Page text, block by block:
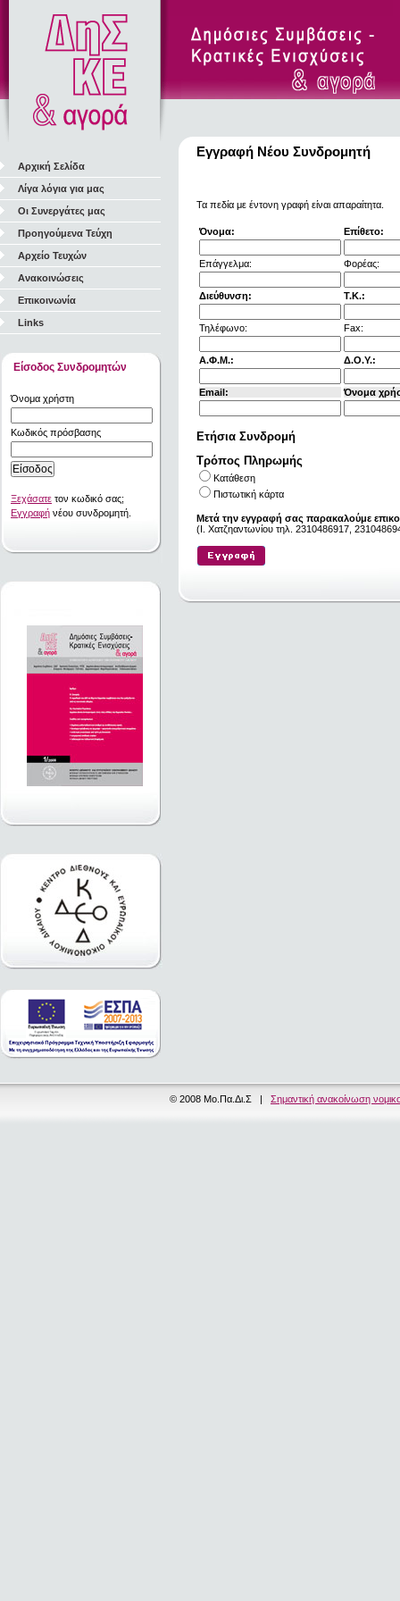
Αρχική Σελίδα
Λίγα λόγια για μας
Οι Συνεργάτες μας
Προηγούμενα Τεύχη
Αρχείο Τευχών
Ανακοινώσεις
Επικοινωνία
Links
Είσοδος Συνδρομητών
Όνομα χρήστη
Κωδικός πρόσβασης
Ξεχάσατε τον κωδικό σας;
Εγγραφή νέου συνδρομητή.
Εγγραφή Νέου Συνδρομητή
Τα πεδία με έντονη γραφή είναι απαραίτητα.
Όνομα: Επίθετο:
Επάγγελμα: Φορέας:
Διεύθυνση: Τ.Κ.:
Τηλέφωνο: Fax:
Α.Φ.Μ.: Δ.Ο.Υ.:
Email: Όνομα
Ετήσια Συνδρομή
Τρόπος Πληρωμής
Κατάθεση
Πιστωτική κάρτα
Μετά την εγγραφή σας παρακαλούμε
(I. Χατζηαντωνίου τηλ. 2310486917,
© 2008 Μο.Πα.Δι.Σ | Σημαντική ανακοίνωση